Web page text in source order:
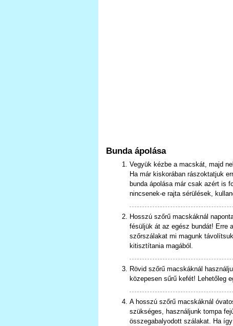
Bunda ápolása
Vegyük kézbe a macskát, majd
Ha már kiskorában rászoktatjuk
bunda ápolása már csak azért is
nincsenek-e rajta sérülések,
Hosszú szőrű macskáknál
fésüljük át az egész bundát! Erre
szőrszálakat mi magunk
kitisztítania magából.
Rövid szőrű macskáknál
közepesen sűrű kefét! Lehetőleg
A hosszú szőrű macskáknál
szükséges, használjunk tompa
összegabalyodott szálakat. Ha